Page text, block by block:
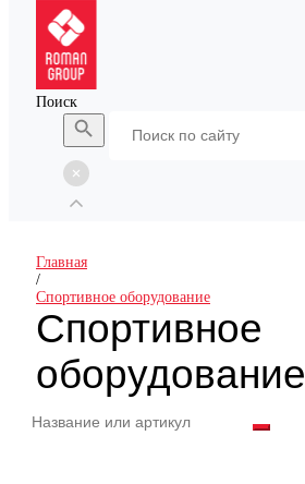
Поиск
Главная
/
Спортивное оборудование
Спортивное
оборудование